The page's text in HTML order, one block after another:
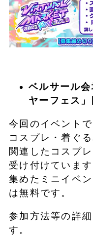
ベルサール
ヤーフェス」
今回のイベント
コスプレ・着ぐ
関連したコスプ
受け付けていま
集めたミニイベ
は無料です。
参加方法等の詳
す。